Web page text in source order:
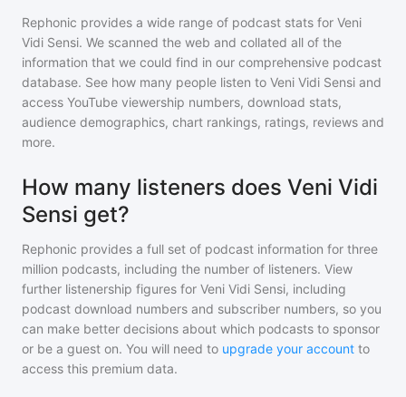
Rephonic provides a wide range of podcast stats for Veni
Vidi Sensi. We scanned the web and collated all of the
information that we could find in our comprehensive podcast
database. See how many people listen to Veni Vidi Sensi and
access YouTube viewership numbers, download stats,
audience demographics, chart rankings, ratings, reviews and
more.
How many listeners does Veni Vidi
Sensi get?
Rephonic provides a full set of podcast information for three
million podcasts, including the number of listeners. View
further listenership figures for Veni Vidi Sensi, including
podcast download numbers and subscriber numbers, so you
can make better decisions about which podcasts to sponsor
or be a guest on. You will need to upgrade your account to
access this premium data.